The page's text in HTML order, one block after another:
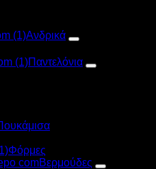
Ανδρικά
Παντελόνια
Φόρμες
Βερμούδες